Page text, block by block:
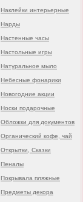
Наклейки интерьерные
Нарды
Настенные часы
Настольные игры
Натуральное мыло
Небесные фонарики
Новогодние акции
Носки подарочные
Обложки для документов
Органический кофе, чай
Открытки, Сказки
Пеналы
Покрывала пляжные
Предметы декора